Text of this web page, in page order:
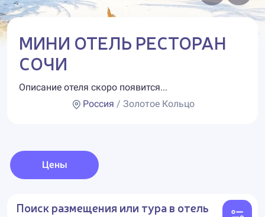
МИНИ ОТЕЛЬ РЕСТОРАН
СОЧИ
Описание отеля скоро появится...
Россия / Золотое Кольцо
Цены
Поиск размещения или тура в отель